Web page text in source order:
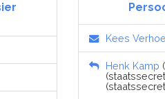
Kees
Henk Kamp